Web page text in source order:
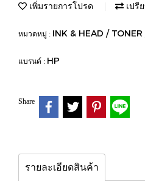
เพิ่มรายการโปรด เปรี
หมวดหมู่ : INK & HEAD /
แบรนด์ : HP
Share
รายละเอียดสินค้า